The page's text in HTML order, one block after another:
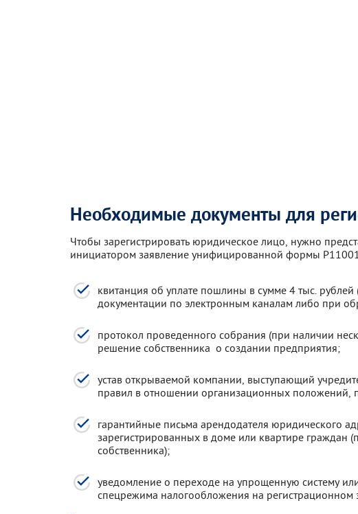
Необходимые документы для
Чтобы зарегистрировать юридическое лицо, нужно
инициатором заявление унифицированной формы
квитанция об уплате пошлины в сумме 4 тыс.
документации по электронным каналам либо при
протокол проведенного собрания (при наличии
решение собственника о создании предприятия;
устав открываемой компании, выступающий
правил в отношении организационных положений,
гарантийные письма арендодателя юридического
зарегистрированных в доме или квартире граждан
собственника);
уведомление о переходе на упрощенную систему
спецрежима налогообложения на регистрационном